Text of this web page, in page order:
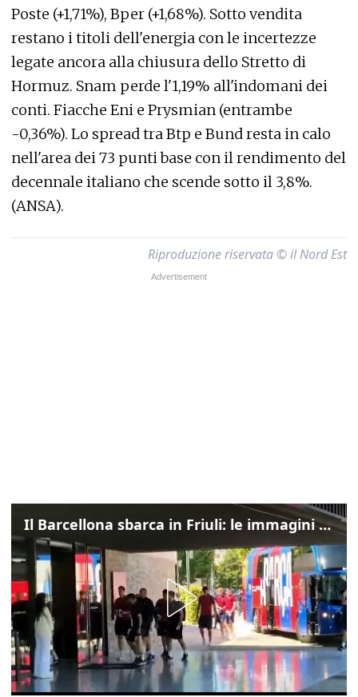
Poste (+1,71%), Bper (+1,68%). Sotto vendita
restano i titoli dell'energia con le incertezze
legate ancora alla chiusura dello Stretto di
Hormuz. Snam perde l'1,19% all'indomani dei
conti. Fiacche Eni e Prysmian (entrambe
-0,36%). Lo spread tra Btp e Bund resta in calo
nell'area dei 73 punti base con il rendimento del
decennale italiano che scende sotto il 3,8%.
(ANSA).
Riproduzione riservata © il Nord Est
Il Barcellona sbarca in Friuli: le immagini dell'arrivo in albergo